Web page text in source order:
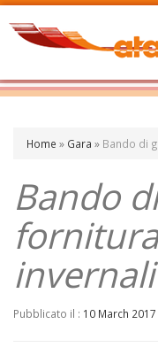
Home » Gara » Bando di
Bando
invernali
Pubblicato il : 10 March 2017